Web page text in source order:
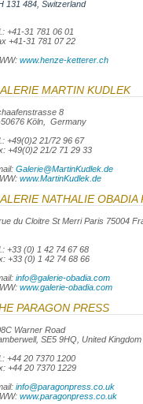
131 484, Switzerland
+41-31 781 06 01
+41-31 781 07 22
www.henze-ketterer.ch
MARTIN KUDLEK
8
Köln, Germany
+49(0)2 21/72 96 67
+49(0)2 21/2 71 29 33
Galerie@MartinKudlek.de
www.MartinKudlek.de
NATHALIE OBADIA
du Cloitre St Merri Paris 75004
+33 (0) 1 42 74 67 68
+33 (0) 1 42 74 68 66
info@galerie-obadia.com
www.galerie-obadia.com
PARAGON PRESS
Warner Road
SE5 9HQ, United Kingdom
+44 20 7370 1200
+44 20 7370 1229
info@paragonpress.co.uk
www.paragonpress.co.uk